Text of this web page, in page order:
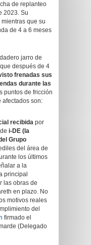
de replanteo
2023. Su
que su
de 4 a 6 meses
jarro de
después de 4
frenadas sus
durante las
puntos de fricción
afectados son:
recibida por
i-DE (la
Grupo
del área de
los últimos
a la
principal
las obras de
en plazo. No
motivos reales
del
firmado el
(Delegado